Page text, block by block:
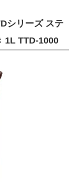
シリーズ ステ
1L TTD-1000